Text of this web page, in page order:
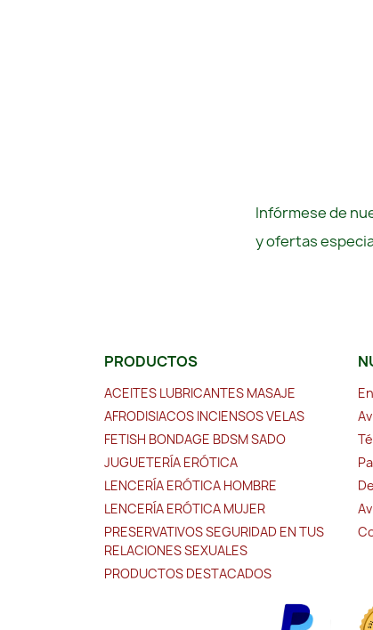
Infórmese de
y ofertas
PRODUCTOS
ACEITES LUBRICANTES MASAJE
AFRODISIACOS INCIENSOS VELAS
FETISH BONDAGE BDSM SADO
JUGUETERÍA ERÓTICA
LENCERÍA ERÓTICA HOMBRE
LENCERÍA ERÓTICA MUJER
PRESERVATIVOS SEGURIDAD EN TUS
RELACIONES SEXUALES
PRODUCTOS DESTACADOS